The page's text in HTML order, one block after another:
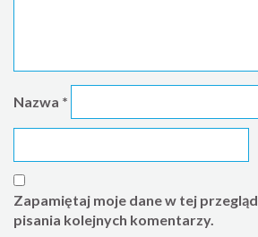
Nazwa *
Zapamiętaj moje dane w tej
pisania kolejnych komentarzy.